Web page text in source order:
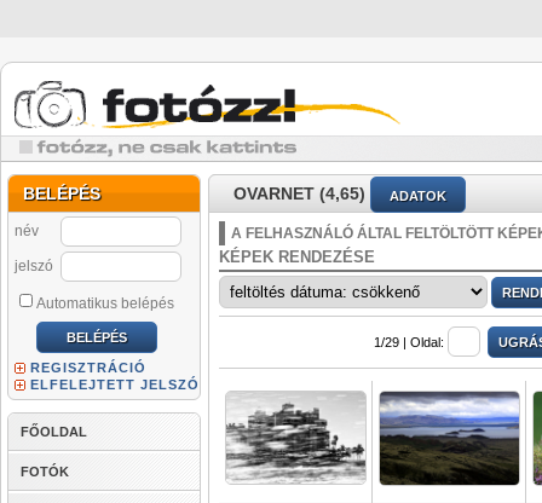
BELÉPÉS
név
jelszó
Automatikus belépés
REGISZTRÁCIÓ
ELFELEJTETT JELSZÓ
FŐOLDAL
FOTÓK
OVARNET (4,65) ADATOK
A FELHASZNÁLÓ ÁLTAL FELTÖLTÖTT
KÉPEK RENDEZÉSE
1/29 | Oldal: